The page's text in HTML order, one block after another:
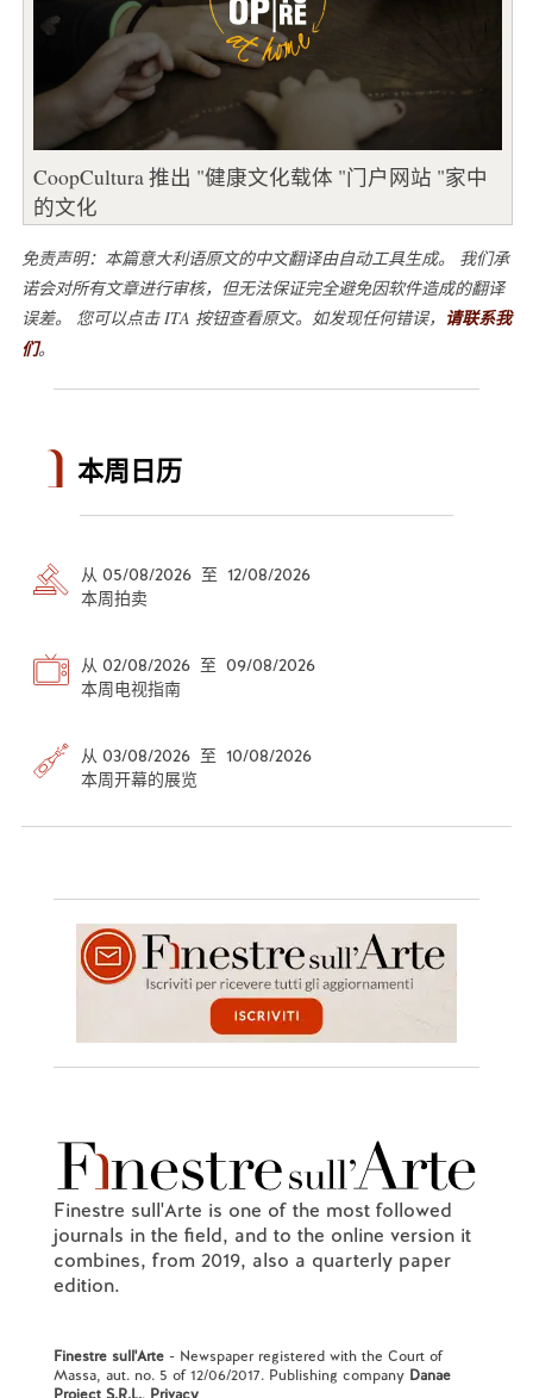
CoopCultura 推出 "健康文化载体 "门户网站 "家中
的文化
免责声明：本篇意大利语原文的中文翻译由自动工具生成。 我们承
诺会对所有文章进行审核，但无法保证完全避免因软件造成的翻译
误差。 您可以点击 ITA 按钮查看原文。如发现任何错误， 请联系我
们。
本周日历
从 05/08/2026 至 12/08/2026
本周拍卖
从 02/08/2026 至 09/08/2026
本周电视指南
从 03/08/2026 至 10/08/2026
本周开幕的展览
Finestre sull'Arte is one of the most followed
journals in the field, and to the online version it
combines, from 2019, also a quarterly paper
edition.
Finestre sull'Arte- Newspaper registered with the Court of
Massa, aut. no. 5 of 12/06/2017. Publishing company Danae
Project S.R.L.. Privacy